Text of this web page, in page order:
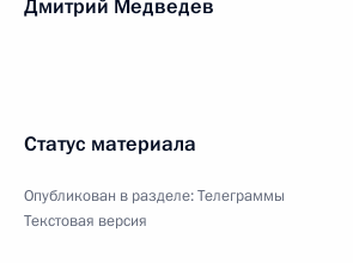
Дмитрий Медведев
Статус материала
Опубликован в разделе:Телеграммы
Текстовая версия